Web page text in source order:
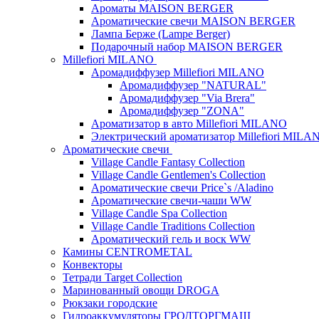
Ароматы MAISON BERGER
Ароматические свечи MAISON BERGER
Лампа Берже (Lampe Berger)
Подарочный набор MAISON BERGER
Millefiori MILANO
Аромадиффузер Millefiori MILANO
Аромадиффузер "NATURAL"
Аромадиффузер "Via Brera"
Аромадиффузер "ZONA"
Ароматизатор в авто Millefiori MILANO
Электрический ароматизатор Millefiori
Ароматические свечи
Village Candle Fantasy Collection
Village Candle Gentlemen's Collection
Ароматические свечи Price`s /Aladino
Ароматические свечи-чаши WW
Village Candle Spa Collection
Village Candle Traditions Collection
Ароматический гель и воск WW
Камины CENTROMETAL
Конвекторы
Тетради Target Collection
Маринованный овощи DROGA
Рюкзаки городские
Гидроаккумуляторы ГРОДТОРГМАШ